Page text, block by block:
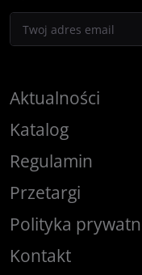
Aktualności
Katalog
Regulamin
Przetargi
Polityka
Kontakt